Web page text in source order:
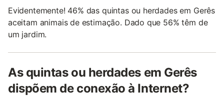
Evidentemente! 46% das quintas ou herdades em Gerês
aceitam animais de estimação. Dado que 56% têm de
um jardim.
As quintas ou herdades em Gerês
dispõem de conexão à Internet?